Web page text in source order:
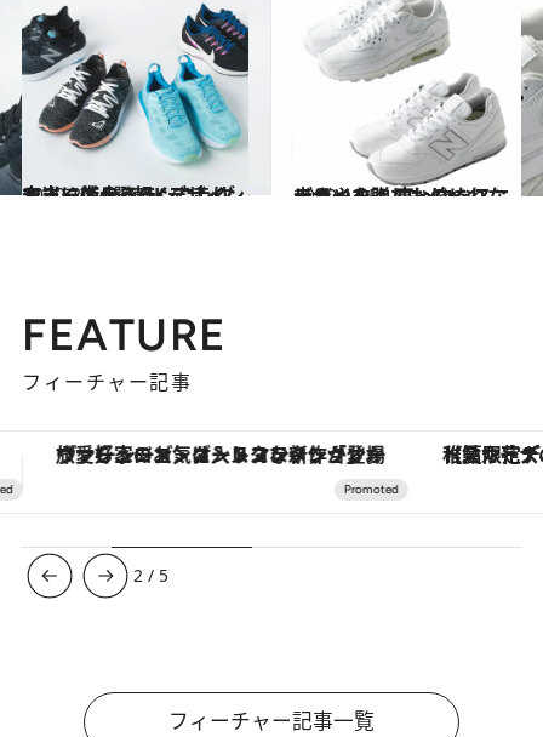
2020.2.7
本当に使えるランニングシューズ4選 軽くて走りやすく街歩きOKデザイン
ライフスタイル 2019.12.5
歩きやすくておしゃれなデザイン！ 真っ白なスニーカーを贈りものに
コミック ＆ エッセイ
FEATURE
フィーチャー記事
【夏限定ディナーコース】旬を迎える稚鮎や花ズッキーニなどをイタリア・トスカーナの郷土料理の手法で満喫！ 【銀座で出合う最旬美容】美髪ケアや上質
3 / 5
フィーチャー記事一覧